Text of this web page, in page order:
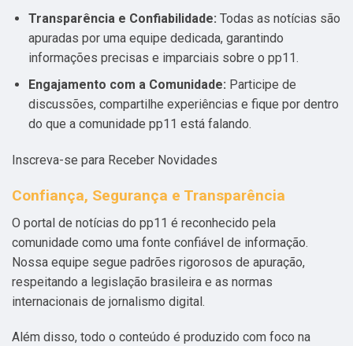
Transparência e Confiabilidade: Todas as notícias são
apuradas por uma equipe dedicada, garantindo
informações precisas e imparciais sobre o pp11.
Engajamento com a Comunidade: Participe de
discussões, compartilhe experiências e fique por dentro
do que a comunidade pp11 está falando.
Inscreva-se para Receber Novidades
Confiança, Segurança e Transparência
O portal de notícias do pp11 é reconhecido pela
comunidade como uma fonte confiável de informação.
Nossa equipe segue padrões rigorosos de apuração,
respeitando a legislação brasileira e as normas
internacionais de jornalismo digital.
Além disso, todo o conteúdo é produzido com foco na